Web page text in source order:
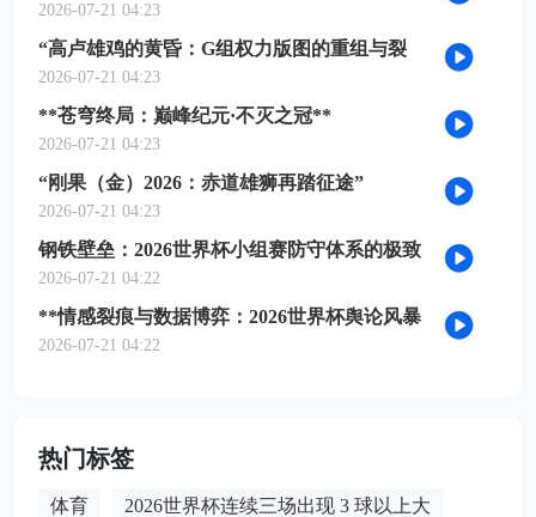
2026-07-21 04:23
“高卢雄鸡的黄昏：G组权力版图的重组与裂
变”
2026-07-21 04:23
**苍穹终局：巅峰纪元·不灭之冠**
2026-07-21 04:23
“刚果（金）2026：赤道雄狮再踏征途”
2026-07-21 04:23
钢铁壁垒：2026世界杯小组赛防守体系的极致
博弈
2026-07-21 04:22
**情感裂痕与数据博弈：2026世界杯舆论风暴
的多维解构**
2026-07-21 04:22
热门标签
体育 2026世界杯连续三场出现 3 球以上大